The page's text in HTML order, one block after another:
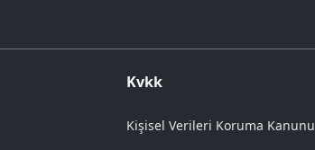
Kvkk
Kişisel Verileri Koruma Kanunu